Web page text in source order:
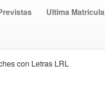
Ultima Matricula
con Letras LRL